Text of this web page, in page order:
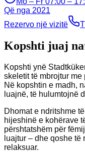
Që nga 2021
Rezervo një vizitë
Kopshti juaj
Kopshti ynë
skeletit të mbrojtur
Në kopshtin e madh,
luajnë, të hulumtojnë
Dhomat e ndritshme
hijeshinë e kohërave
përshtatshëm për
luajtur – dhe qoshe
relaksuar.